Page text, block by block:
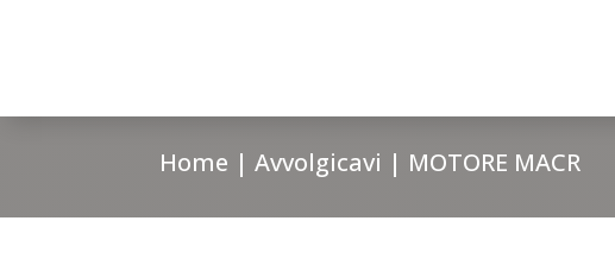
Home |Avvolgicavi | MOTORE MACR